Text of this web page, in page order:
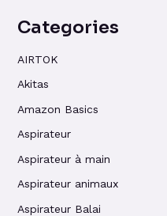
Categories
AIRTOK
Akitas
Amazon Basics
Aspirateur
Aspirateur à main
Aspirateur animaux
Aspirateur Balai